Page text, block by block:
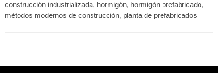
construcción industrializada, hormigón, hormigón prefabricado,
métodos modernos de construcción, planta de prefabricados